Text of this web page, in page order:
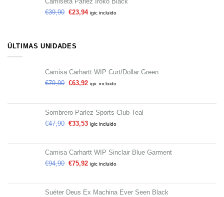
€39,90 €23,94 igic incluido
ÚLTIMAS UNIDADES
Camisa Carhartt WIP Curt/Dollar Green
€79,90 €63,92 igic incluido
Sombrero Parlez Sports Club Teal
€47,90 €33,53 igic incluido
Camisa Carhartt WIP Sinclair Blue Garment
€94,90 €75,92 igic incluido
Suéter Deus Ex Machina Ever Seen Black